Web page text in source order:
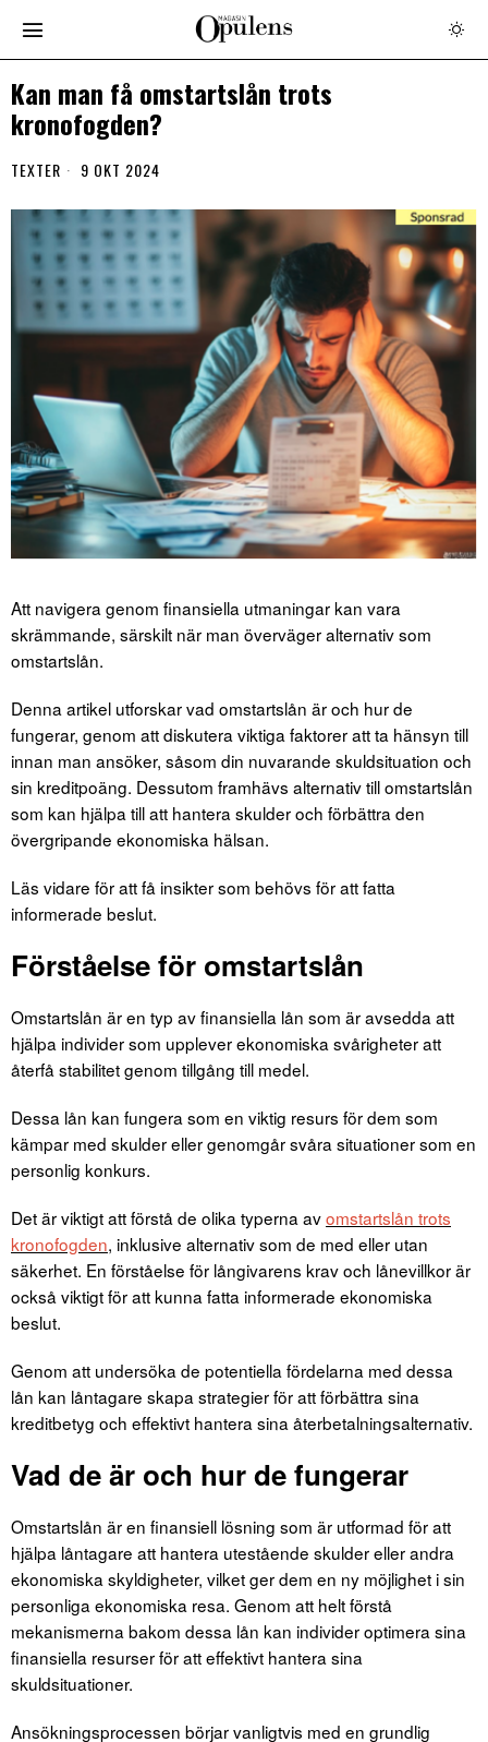
Kan man få omstartslån trots
kronofogden?
TEXTER 9 OKT 2024
Att navigera genom finansiella utmaningar kan vara
skrämmande, särskilt när man överväger alternativ som
omstartslån.
Denna artikel utforskar vad omstartslån är och hur de
fungerar, genom att diskutera viktiga faktorer att ta hänsyn till
innan man ansöker, såsom din nuvarande skuldsituation och
sin kreditpoäng. Dessutom framhävs alternativ till omstartslån
som kan hjälpa till att hantera skulder och förbättra den
övergripande ekonomiska hälsan.
Läs vidare för att få insikter som behövs för att fatta
informerade beslut.
Förståelse för omstartslån
Omstartslån är en typ av finansiella lån som är avsedda att
hjälpa individer som upplever ekonomiska svårigheter att
återfå stabilitet genom tillgång till medel.
Dessa lån kan fungera som en viktig resurs för dem som
kämpar med skulder eller genomgår svåra situationer som en
personlig konkurs.
Det är viktigt att förstå de olika typerna avomstartslån trots
kronofogden, inklusive alternativ som de med eller utan
säkerhet. En förståelse för långivarens krav och lånevillkor är
också viktigt för att kunna fatta informerade ekonomiska
beslut.
Genom att undersöka de potentiella fördelarna med dessa
lån kan låntagare skapa strategier för att förbättra sina
kreditbetyg och effektivt hantera sina återbetalningsalternativ.
Vad de är och hur de fungerar
Omstartslån är en finansiell lösning som är utformad för att
hjälpa låntagare att hantera utestående skulder eller andra
ekonomiska skyldigheter, vilket ger dem en ny möjlighet i sin
personliga ekonomiska resa. Genom att helt förstå
mekanismerna bakom dessa lån kan individer optimera sina
finansiella resurser för att effektivt hantera sina
skuldsituationer.
Ansökningsprocessen börjar vanligtvis med en grundlig